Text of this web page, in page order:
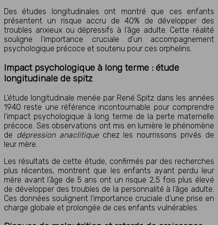
Des études longitudinales ont montré que ces enfants
présentent un risque accru de 40% de développer des
troubles anxieux ou dépressifs à l’âge adulte. Cette réalité
souligne l’importance cruciale d’un accompagnement
psychologique précoce et soutenu pour ces orphelins.
Impact psychologique à long terme : étude
longitudinale de spitz
L’étude longitudinale menée par René Spitz dans les années
1940 reste une référence incontournable pour comprendre
l’impact psychologique à long terme de la perte maternelle
précoce. Ses observations ont mis en lumière le phénomène
de dépression anaclitique chez les nourrissons privés de
leur mère.
Les résultats de cette étude, confirmés par des recherches
plus récentes, montrent que les enfants ayant perdu leur
mère avant l’âge de 5 ans ont un risque 2,5 fois plus élevé
de développer des troubles de la personnalité à l’âge adulte.
Ces données soulignent l’importance cruciale d’une prise en
charge globale et prolongée de ces enfants vulnérables.